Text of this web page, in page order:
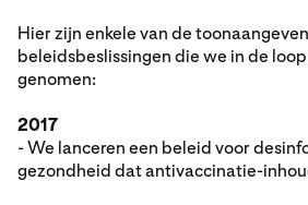
Hier zijn enkele van de
beleidsbeslissingen die we in de
genomen:
2017
- We lanceren een beleid voor
gezondheid dat antivaccinatie-